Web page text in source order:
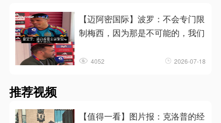
【迈阿密国际】波罗：不会专门限
制梅西，因为那是不可能的，我们
4052 2026-07-18
推荐视频
【值得一看】图片报：克洛普的经